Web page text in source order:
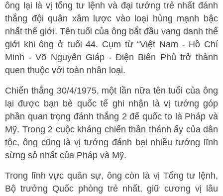
ông lại là vị tổng tư lệnh và đại tướng trẻ nhất đánh
thắng đội quân xâm lược vào loại hùng mạnh bậc
nhất thế giới. Tên tuổi của ông bắt đầu vang danh thế
giới khi ông ở tuổi 44. Cụm từ “Việt Nam - Hồ Chí
Minh - Võ Nguyên Giáp - Điện Biên Phủ trở thành
quen thuộc với toàn nhân loại.
Chiến thắng 30/4/1975, một lần nữa tên tuổi của ông
lại được bạn bè quốc tế ghi nhận là vị tướng góp
phần quan trọng đánh thắng 2 đế quốc to là Pháp và
Mỹ. Trong 2 cuộc kháng chiến thần thánh ấy của dân
tộc, ông cũng là vị tướng đánh bại nhiều tướng lĩnh
sừng sỏ nhất của Pháp và Mỹ.
Trong lĩnh vực quân sự, ông còn là vị Tổng tư lệnh,
Bộ trưởng Quốc phòng trẻ nhất, giữ cương vị lâu